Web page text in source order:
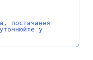
постачання
у